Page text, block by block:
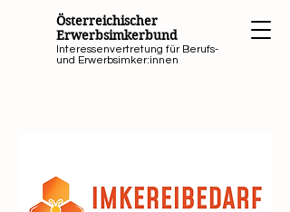
Österreichischer
Erwerbsimkerbund
Interessenvertretung für Berufs-
und Erwerbsimker:innen